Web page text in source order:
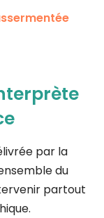
par la
du
partout